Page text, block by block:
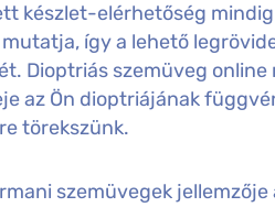
készlet-elérhetőség
így a lehető
Dioptriás szemüveg
az Ön dioptriájának
törekszünk.
szemüvegek